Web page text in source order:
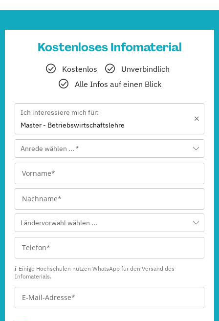
Kostenloses Infomaterial
Kostenlos
Unverbindlich
Alle Infos auf einen Blick
Ich interessiere mich für:
Master - Betriebswirtschaftslehre
Anrede wählen ... *
Ländervorwahl wählen ...
Einige Hochschulen nutzen WhatsApp für den Versand des
Infomaterials.